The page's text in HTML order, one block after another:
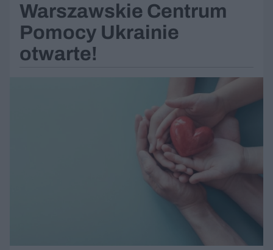
Warszawskie Centrum
Pomocy Ukrainie
otwarte!